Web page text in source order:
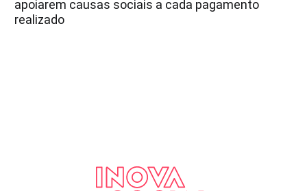
apoiarem causas sociais a cada pagamento
realizado